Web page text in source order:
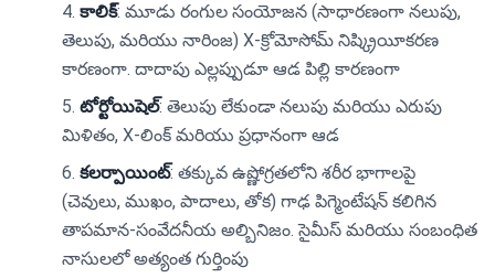
కాలిక్: మూడు రంగుల సంయోజన (సాధారణంగా నలుపు,
తెలుపు, మరియు నారింజ) X-క్రోమోసోమ్ నిష్క్రియీకరణ
కారణంగా. దాదాపు ఎల్లప్పుడూ ఆడ పిల్లి కారణంగా
టోర్టోయిషెల్: తెలుపు లేకుండా నలుపు మరియు ఎరుపు
మిళితం, X-లింక్ మరియు ప్రధానంగా ఆడ
కలర్పాయింట్: తక్కువ ఉష్ణోగ్రతలోని శరీర భాగాలపై
(చెవులు, ముఖం, పాదాలు, తోక) గాఢ పిగ్మెంటేషన్ కలిగిన
తాపమాన-సంవేదనీయ అల్బినిజం. సైమీస్ మరియు సంబంధిత
నాసులలో అత్యంత గుర్తింపు